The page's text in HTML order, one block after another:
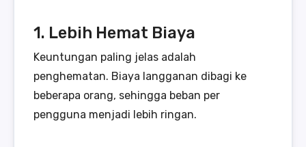
1. Lebih Hemat Biaya
Keuntungan paling jelas adalah
penghematan. Biaya langganan dibagi ke
beberapa orang, sehingga beban per
pengguna menjadi lebih ringan.